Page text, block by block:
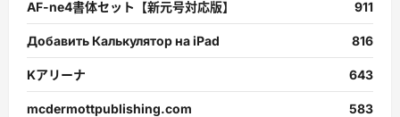
AF-ne4書体セット【新元号対応版】 911
Добавить Калькулятор на iPad 816
Kアリーナ 643
mcdermottpublishing.com 583